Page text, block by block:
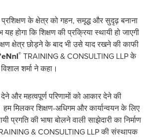
के क्षेत्र को गहन, समृद्ध और सुदृढ़ बनाना
होगा कि शिक्षण की प्रक्रिया स्थायी हो जाएगी
क्षेत्र छोड़ने के बाद भी उसे याद रखने की काफी
® TRAINING & CONSULTING LLP के
शर्मा ने कहा।
देने और महत्वपूर्ण परिणामों को आकार देने की
मिलकर शिक्षण-अधिगम और कार्यान्वयन के लिए
प्रगति की भाषा बोलने वाली साझेदारी का निर्माण
& CONSULTING LLP की संस्थापक